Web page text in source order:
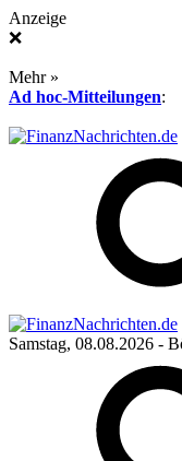
Anzeige
❌
Mehr »
Ad hoc-Mitteilungen:
Samstag, 08.08.2026 -